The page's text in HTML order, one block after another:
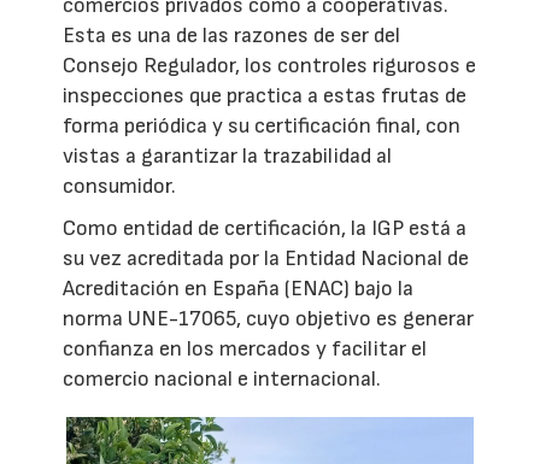
comercios privados como a cooperativas.
Esta es una de las razones de ser del
Consejo Regulador, los controles rigurosos e
inspecciones que practica a estas frutas de
forma periódica y su certificación final, con
vistas a garantizar la trazabilidad al
consumidor.
Como entidad de certificación, la IGP está a
su vez acreditada por la Entidad Nacional de
Acreditación en España (ENAC) bajo la
norma UNE-17065, cuyo objetivo es generar
confianza en los mercados y facilitar el
comercio nacional e internacional.